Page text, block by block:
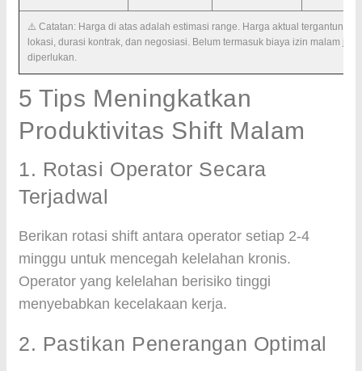
⚠️ Catatan: Harga di atas adalah estimasi range. Harga aktual tergantung
lokasi, durasi kontrak, dan negosiasi. Belum termasuk biaya izin malam jika
diperlukan.
5 Tips Meningkatkan
Produktivitas Shift Malam
1. Rotasi Operator Secara
Terjadwal
Berikan rotasi shift antara operator setiap 2-4
minggu untuk mencegah kelelahan kronis.
Operator yang kelelahan berisiko tinggi
menyebabkan kecelakaan kerja.
2. Pastikan Penerangan Optimal